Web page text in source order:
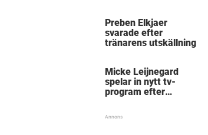
Preben Elkjaer
svarade efter
tränarens utskällning
Micke Leijnegard
spelar in nytt tv-
program efter